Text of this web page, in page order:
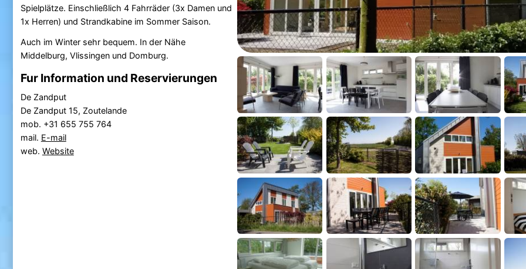
Spielplätze. Einschließlich 4 Fahrräder (3x Damen und
1x Herren) und Strandkabine im Sommer Saison.
Auch im Winter sehr bequem. In der Nähe
Middelburg, Vlissingen und Domburg.
Fur Information und Reservierungen
De Zandput
De Zandput 15, Zoutelande
mob. +31 655 755 764
mail. E-mail
web. Website